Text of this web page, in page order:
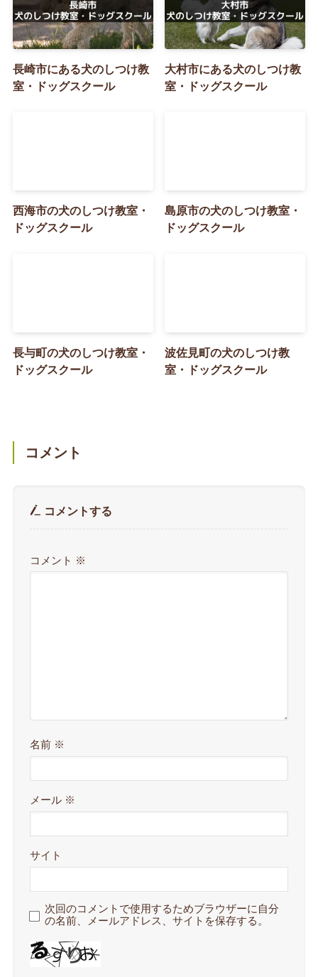
長崎市にある犬のしつけ教
室・ドッグスクール
大村市にある犬のしつけ教
室・ドッグスクール
西海市の犬のしつけ教室・
ドッグスクール
島原市の犬のしつけ教室・
ドッグスクール
長与町の犬のしつけ教室・
ドッグスクール
波佐見町の犬のしつけ教
室・ドッグスクール
コメント
コメントする
コメント ※
名前 ※
メール ※
サイト
次回のコメントで使用するためブラウザーに自分
の名前、メールアドレス、サイトを保存する。